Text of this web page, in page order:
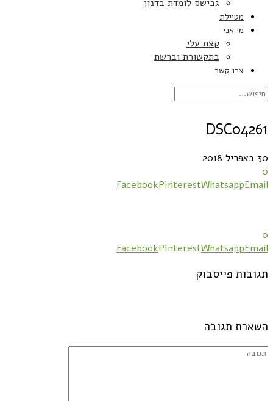
גבישס לומדת בדנון
מטיילת
מי אני
קצת עלי
בתקשורת וברשת
צרו קשר
DSC04261
30 באפריל 2018
0
FacebookPinterestWhatsappEmail
0
FacebookPinterestWhatsappEmail
תגובות פייסבוק
השארת תגובה